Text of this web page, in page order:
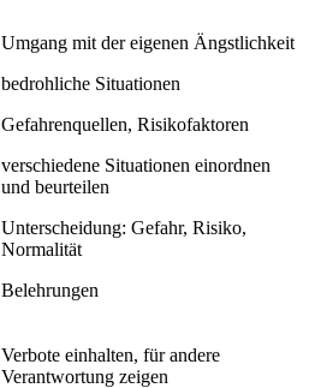
Umgang mit der eigenen Ängstlichkeit
bedrohliche Situationen
Gefahrenquellen, Risikofaktoren
verschiedene Situationen einordnen
und beurteilen
Unterscheidung: Gefahr, Risiko,
Normalität
Belehrungen
Verbote einhalten, für andere
Verantwortung zeigen